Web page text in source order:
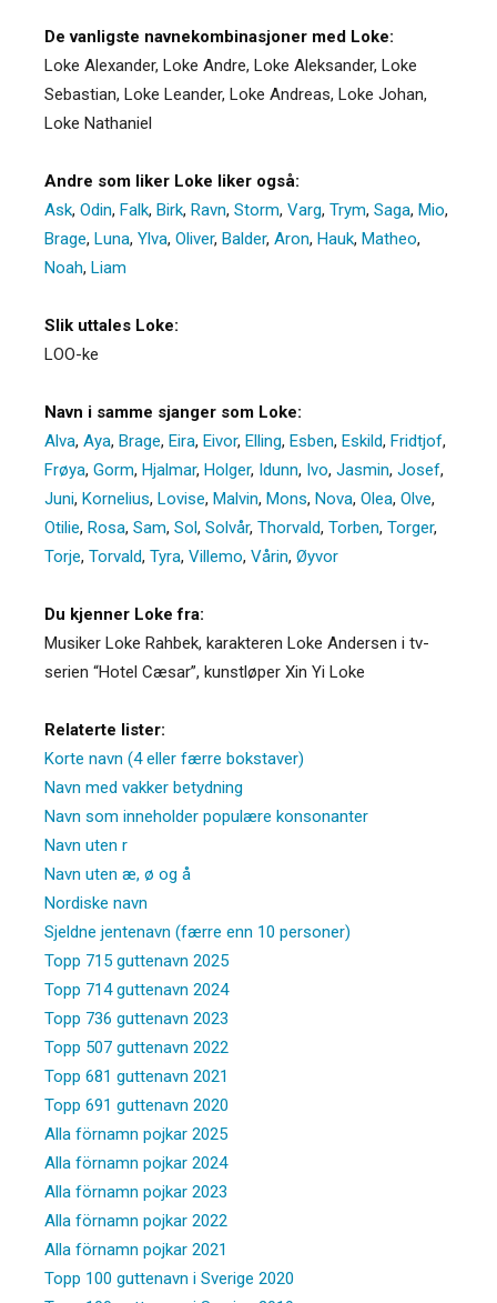
De vanligste navnekombinasjoner med Loke:
Loke Alexander, Loke Andre, Loke Aleksander, Loke
Sebastian, Loke Leander, Loke Andreas, Loke Johan,
Loke Nathaniel
Andre som liker Loke liker også:
Ask, Odin, Falk, Birk, Ravn, Storm, Varg, Trym, Saga, Mio,
Brage, Luna, Ylva, Oliver, Balder, Aron, Hauk, Matheo,
Noah, Liam
Slik uttales Loke:
LOO-ke
Navn i samme sjanger som Loke:
Alva, Aya, Brage, Eira, Eivor, Elling, Esben, Eskild, Fridtjof,
Frøya, Gorm, Hjalmar, Holger, Idunn, Ivo, Jasmin, Josef,
Juni, Kornelius, Lovise, Malvin, Mons, Nova, Olea, Olve,
Otilie, Rosa, Sam, Sol, Solvår, Thorvald, Torben, Torger,
Torje, Torvald, Tyra, Villemo, Vårin, Øyvor
Du kjenner Loke fra:
Musiker Loke Rahbek, karakteren Loke Andersen i tv-
serien “Hotel Cæsar”, kunstløper Xin Yi Loke
Relaterte lister:
Korte navn (4 eller færre bokstaver)
Navn med vakker betydning
Navn som inneholder populære konsonanter
Navn uten r
Navn uten æ, ø og å
Nordiske navn
Sjeldne jentenavn (færre enn 10 personer)
Topp 715 guttenavn 2025
Topp 714 guttenavn 2024
Topp 736 guttenavn 2023
Topp 507 guttenavn 2022
Topp 681 guttenavn 2021
Topp 691 guttenavn 2020
Alla förnamn pojkar 2025
Alla förnamn pojkar 2024
Alla förnamn pojkar 2023
Alla förnamn pojkar 2022
Alla förnamn pojkar 2021
Topp 100 guttenavn i Sverige 2020